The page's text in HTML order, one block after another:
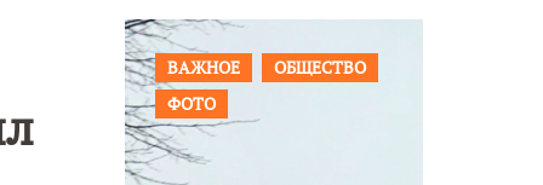
ПРОИСШЕСТВИЯ ФОТО